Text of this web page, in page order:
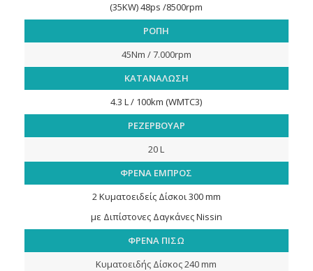
(35KW) 48ps /8500rpm
ΡΟΠΗ
45Nm / 7.000rpm
ΚΑΤΑΝΑΛΩΣΗ
4.3 L / 100km (WMTC3)
ΡΕΖΕΡΒΟΥΑΡ
20 L
ΦΡΕΝΑ ΕΜΠΡΟΣ
2 Κυματοειδείς Δίσκοι 300 mm
με Διπίστονες Δαγκάνες Nissin
ΦΡΕΝΑ ΠΙΣΩ
Κυματοειδής Δίσκος 240 mm